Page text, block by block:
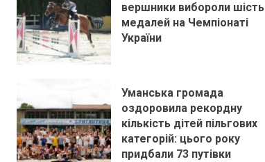
вершники вибороли шість
медалей на Чемпіонаті
України
Уманська громада
оздоровила рекордну
кількість дітей пільгових
категорій: цього року
придбали 73 путівки